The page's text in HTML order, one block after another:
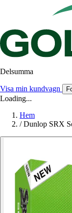
Delsumma
Visa min kundvagn
Loading...
Hem
/ Dunlop SRX